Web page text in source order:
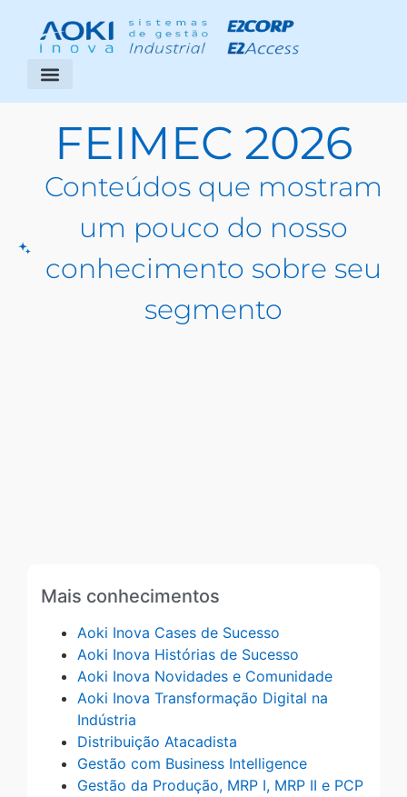
FEIMEC 2026
Conteúdos que mostram
um pouco do nosso
conhecimento sobre seu
segmento
Mais conhecimentos
Aoki Inova Cases de Sucesso
Aoki Inova Histórias de Sucesso
Aoki Inova Novidades e Comunidade
Aoki Inova Transformação Digital na
Indústria
Distribuição Atacadista
Gestão com Business Intelligence
Gestão da Produção, MRP I, MRP II e PCP